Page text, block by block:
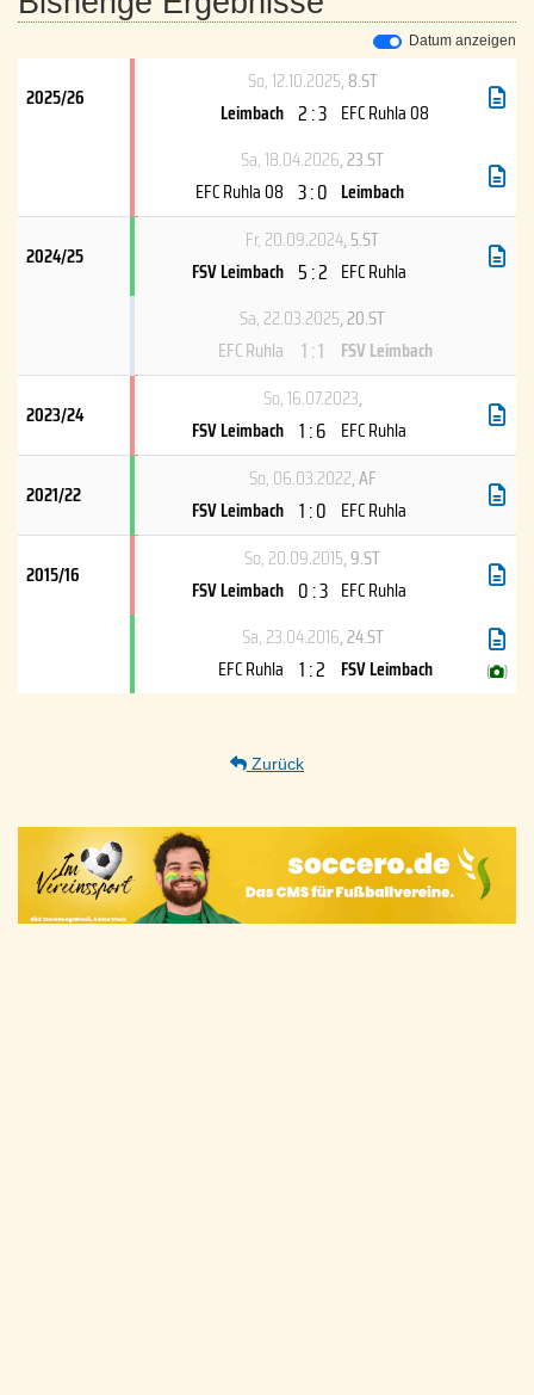
Datum anzeigen
2025/26
So, 12.10.2025, 8.ST
Leimbach 2 : 3 EFC Ruhla 08
Sa, 18.04.2026, 23.ST
EFC Ruhla 08 3 : 0 Leimbach
2024/25
Fr, 20.09.2024, 5.ST
FSV Leimbach 5 : 2 EFC Ruhla
Sa, 22.03.2025, 20.ST
EFC Ruhla
1 : 1 FSV Leimbach
2023/24
So, 16.07.2023,
FSV Leimbach 1 : 6 EFC Ruhla
2021/22
So, 06.03.2022, AF
FSV Leimbach 1 : 0 EFC Ruhla
2015/16
So, 20.09.2015, 9.ST
FSV Leimbach 0 : 3 EFC Ruhla
Sa, 23.04.2016, 24.ST
EFC Ruhla 1 : 2 FSV Leimbach ( )
Zurück